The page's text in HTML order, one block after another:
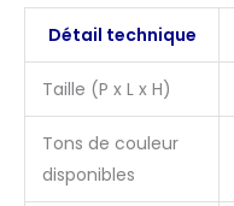
Détail technique
Taille (P x L x H)
Tons de couleur
disponibles